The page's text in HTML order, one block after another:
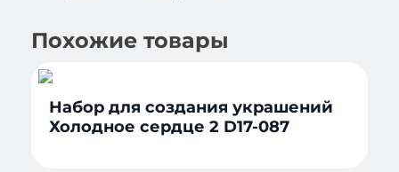
Похожие товары
Набор для создания украшений
Холодное сердце 2 D17-087